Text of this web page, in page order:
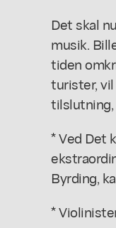
Det skal
musik.
tiden
turister,
* Ved Det
Byrding,
*